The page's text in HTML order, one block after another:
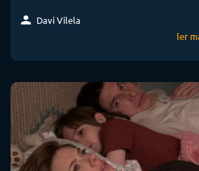
Davi Vilela
ler